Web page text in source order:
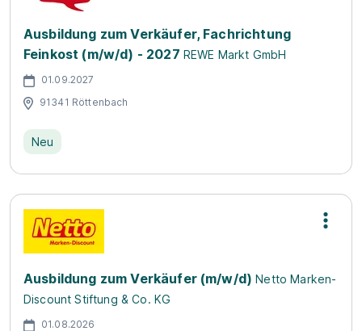
Ausbildung zum Verkäufer, Fachrichtung
Feinkost (m/w/d) - 2027 REWE Markt GmbH
01.09.2027
91341 Röttenbach
Neu
Ausbildung zum Verkäufer (m/w/d) Netto Marken-
Discount Stiftung & Co. KG
01.08.2026